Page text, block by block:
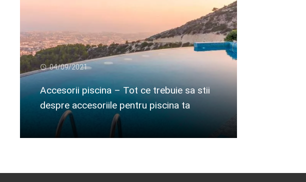
04/09/2021
Accesorii piscina – Tot ce trebuie sa stii
despre accesoriile pentru piscina ta
Citeste mai departe...